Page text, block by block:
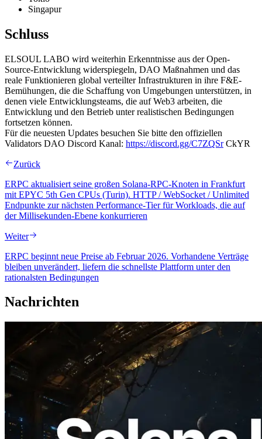
Singapur
Schluss
ELSOUL LABO wird weiterhin Erkenntnisse aus der Open-
Source-Entwicklung widerspiegeln, DAO Maßnahmen und das
reale Funktionieren global verteilter Infrastrukturen in ihre F&E-
Bemühungen, die die Schaffung von Umgebungen unterstützen, in
denen viele Entwicklungsteams, die auf Web3 arbeiten, die
Entwicklung und den Betrieb unter realistischen Bedingungen
fortsetzen können.
Für die neuesten Updates besuchen Sie bitte den offiziellen
Validators DAO Discord Kanal: https://discord.gg/C7ZQSrCkYR
Zurück
ERPC aktualisiert seine großen Solana-RPC-Knoten in Frankfurt
mit EPYC 5th Gen CPUs (Turin). HTTP / WebSocket / Unlimited
Endpunkte zur nächsten Performance-Tier für Workloads, die auf
der Millisekunden-Ebene konkurrieren
Weiter
ERPC beginnt neue Preise ab Februar 2026. Vorhandene Verträge
bleiben unverändert, liefern die schnellste Plattform unter den
rationalsten Bedingungen
Nachrichten